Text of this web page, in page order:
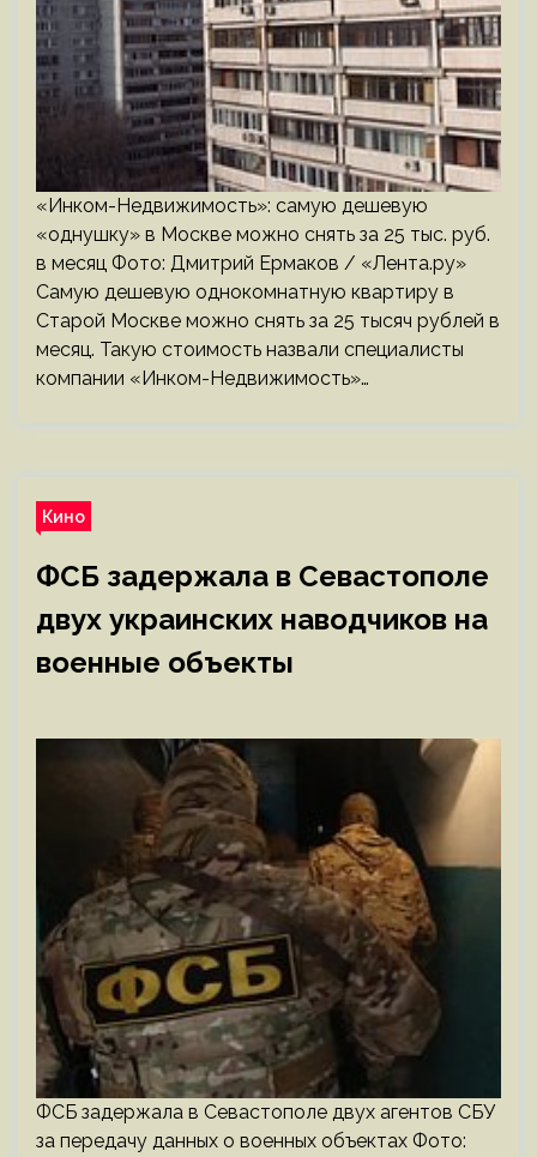
«Инком-Недвижимость»: самую дешевую
«однушку» в Москве можно снять за 25 тыс. руб.
в месяц Фото: Дмитрий Ермаков / «Лента.ру»
Самую дешевую однокомнатную квартиру в
Старой Москве можно снять за 25 тысяч рублей в
месяц. Такую стоимость назвали специалисты
компании «Инком-Недвижимость»…
Кино
ФСБ задержала в Севастополе
двух украинских наводчиков на
военные объекты
ФСБ задержала в Севастополе двух агентов СБУ
за передачу данных о военных объектах Фото: